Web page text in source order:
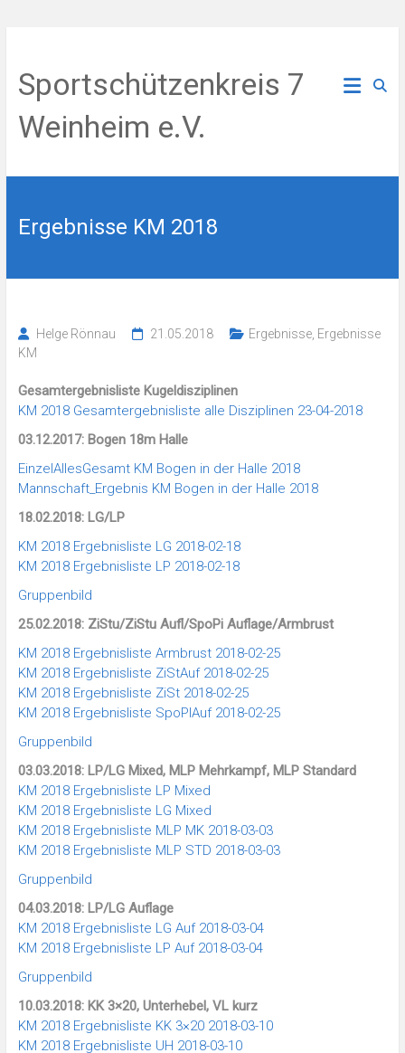
springen
Sportschützenkreis 7
Weinheim e.V.
Ergebnisse KM 2018
Helge Rönnau 21.05.2018 Ergebnisse, Ergebnisse
KM
Gesamtergebnisliste Kugeldisziplinen
KM 2018 Gesamtergebnisliste alle Disziplinen 23-04-2018
03.12.2017: Bogen 18m Halle
EinzelAllesGesamt KM Bogen in der Halle 2018
Mannschaft_Ergebnis KM Bogen in der Halle 2018
18.02.2018: LG/LP
KM 2018 Ergebnisliste LG 2018-02-18
KM 2018 Ergebnisliste LP 2018-02-18
Gruppenbild
25.02.2018: ZiStu/ZiStu Aufl/SpoPi Auflage/Armbrust
KM 2018 Ergebnisliste Armbrust 2018-02-25
KM 2018 Ergebnisliste ZiStAuf 2018-02-25
KM 2018 Ergebnisliste ZiSt 2018-02-25
KM 2018 Ergebnisliste SpoPIAuf 2018-02-25
Gruppenbild
03.03.2018: LP/LG Mixed, MLP Mehrkampf, MLP Standard
KM 2018 Ergebnisliste LP Mixed
KM 2018 Ergebnisliste LG Mixed
KM 2018 Ergebnisliste MLP MK 2018-03-03
KM 2018 Ergebnisliste MLP STD 2018-03-03
Gruppenbild
04.03.2018: LP/LG Auflage
KM 2018 Ergebnisliste LG Auf 2018-03-04
KM 2018 Ergebnisliste LP Auf 2018-03-04
Gruppenbild
10.03.2018: KK 3×20, Unterhebel, VL kurz
KM 2018 Ergebnisliste KK 3×20 2018-03-10
KM 2018 Ergebnisliste UH 2018-03-10